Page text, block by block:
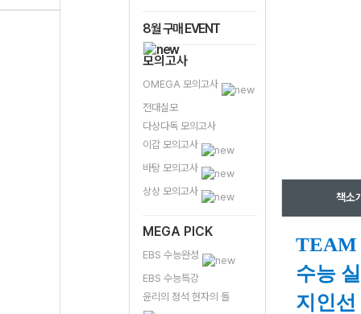
8월 구매 EVENT
모의고사
OMEGA 모의고사
전대실모
다상다독 모의고사
이감 모의고사
바탕 모의고사
상상 모의고사
MEGA PICK
EBS 수능완성
EBS 수능특강
윤리의 정석 현자의 돌
책소
TEAM
수능
지인